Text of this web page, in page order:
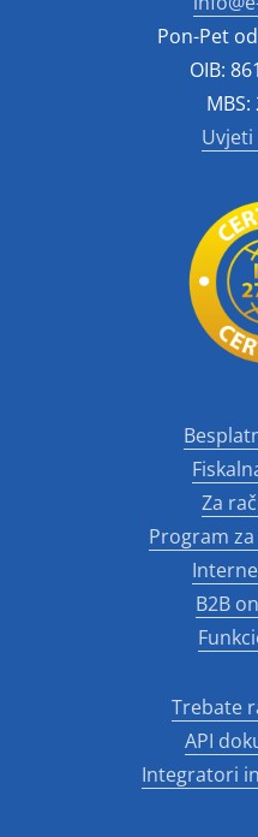
Pon-Pet
OIB:
Za
Program
B2B
Trebate
API
Integratori